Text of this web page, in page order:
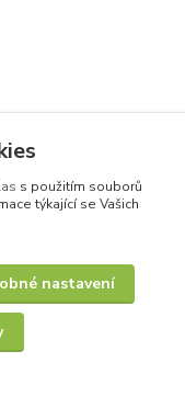
s použitím souborů
týkající se Vašich
nastavení